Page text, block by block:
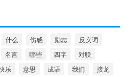
什么 伤感 励志
反义词
名言 哪些 四字
对联
乐 意思 成语 我们
接龙